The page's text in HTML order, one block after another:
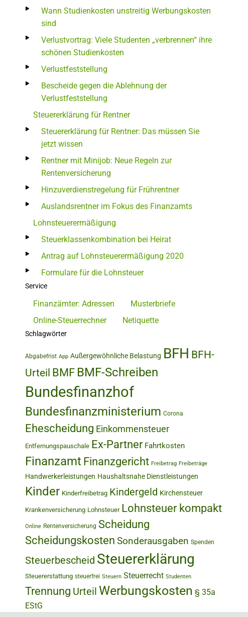
Wann Studienkosten unstreitig Werbungskosten
sind
Verlustvortrag: Viele Studenten „verbrennen“ ihre
schönen Studienkosten
Verlustfeststellung
Bescheide gegen die Ablehnung der
Verlustfeststellung
Steuererklärung für Rentner
Steuererklärung für Rentner: Das müssen Sie
jetzt wissen
Rentner mit Minijob: Neue Regeln zur
Rentenversicherung
Hinzuverdienstregelung für Frührentner
Auslandsrentner im Fokus des Finanzamts
Lohnsteuerermäßigung
Steuerklassenkombination bei Heirat
Antrag auf Lohnsteuerermäßigung 2020
Formulare für die Lohnsteuer
Service
Finanzämter: Adressen
Musterbriefe
Online-Steuerrechner
Netiquette
Schlagwörter
Abgabefrist App Außergewöhnliche Belastung BFH BFH-
Urteil BMF BMF-Schreiben
Bundesfinanzhof
Bundesfinanzministerium Corona
Ehescheidung Einkommensteuer
Entfernungspauschale Ex-Partner Fahrtkosten
Finanzamt Finanzgericht Freibetrag Freibeträge
Handwerkerleistungen Haushaltsnahe Dienstleistungen
Kinder Kinderfreibetrag Kindergeld Kirchensteuer
Krankenversicherung Lohnsteuer Lohnsteuer kompakt
Online Rentenversicherung Scheidung
Scheidungskosten Sonderausgaben Spenden
Steuerbescheid Steuererklärung
Steuererstattung steuerfrei Steuern Steuerrecht Studenten
Trennung Urteil Werbungskosten § 35a
EStG